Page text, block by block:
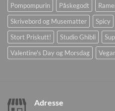
Pompompurin
Påskegodt
Skrivebord og Musematter
Spicy
Stort Priskutt!
Studio Ghibli
Valentine's Day og Morsdag
Adresse